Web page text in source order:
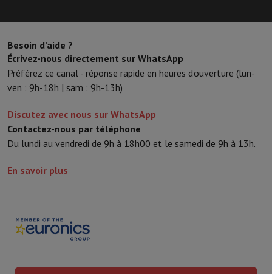
Besoin d’aide ?
Écrivez-nous directement sur WhatsApp
Préférez ce canal - réponse rapide en heures d'ouverture (lun-
ven : 9h-18h | sam : 9h-13h)
Discutez avec nous sur WhatsApp
Contactez-nous par téléphone
Du lundi au vendredi de 9h à 18h00 et le samedi de 9h à 13h.
En savoir plus